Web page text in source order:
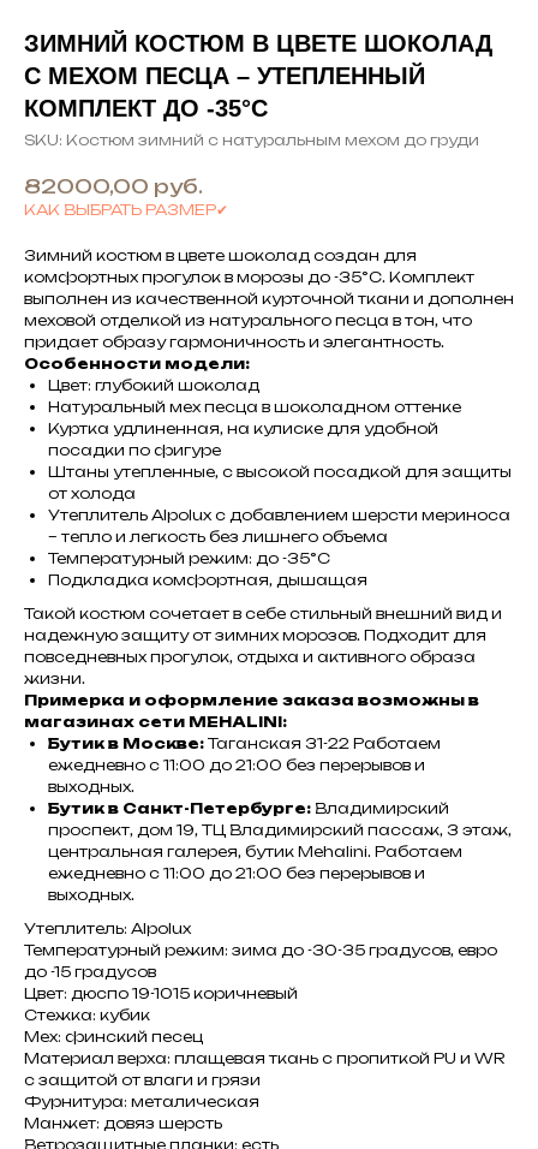
ЗИМНИЙ КОСТЮМ В ЦВЕТЕ ШОКОЛАД
С МЕХОМ ПЕСЦА – УТЕПЛЕННЫЙ
КОМПЛЕКТ ДО -35°С
SKU: Костюм зимний с натуральным мехом до груди
82000,00 руб.
КАК ВЫБРАТЬ РАЗМЕР✔
Зимний костюм в цвете шоколад создан для
комфортных прогулок в морозы до -35°С. Комплект
выполнен из качественной курточной ткани и дополнен
меховой отделкой из натурального песца в тон, что
придает образу гармоничность и элегантность.
Особенности модели:
Цвет: глубокий шоколад
Натуральный мех песца в шоколадном оттенке
Куртка удлиненная, на кулиске для удобной
посадки по фигуре
Штаны утепленные, с высокой посадкой для защиты
от холода
Утеплитель Alpolux с добавлением шерсти мериноса
– тепло и легкость без лишнего объема
Температурный режим: до -35°С
Подкладка комфортная, дышащая
Такой костюм сочетает в себе стильный внешний вид и
надежную защиту от зимних морозов. Подходит для
повседневных прогулок, отдыха и активного образа
жизни.
Примерка и оформление заказа возможны в
магазинах сети MEHALINI:
Бутик в Москве: Таганская 31-22 Работаем
ежедневно с 11:00 до 21:00 без перерывов и
выходных.
Бутик в Санкт-Петербурге: Владимирский
проспект, дом 19, ТЦ Владимирский пассаж, 3 этаж,
центральная галерея, бутик Mehalini. Работаем
ежедневно с 11:00 до 21:00 без перерывов и
выходных.
Утеплитель: Alpolux
Температурный режим: зима до -30-35 градусов, евро
до -15 градусов
Цвет: дюспо 19-1015 коричневый
Стежка: кубик
Мех: финский песец
Материал верха: плащевая ткань с пропиткой PU и WR
с защитой от влаги и грязи
Фурнитура: металическая
Манжет: довяз шерсть
Ветрозащитные планки: есть